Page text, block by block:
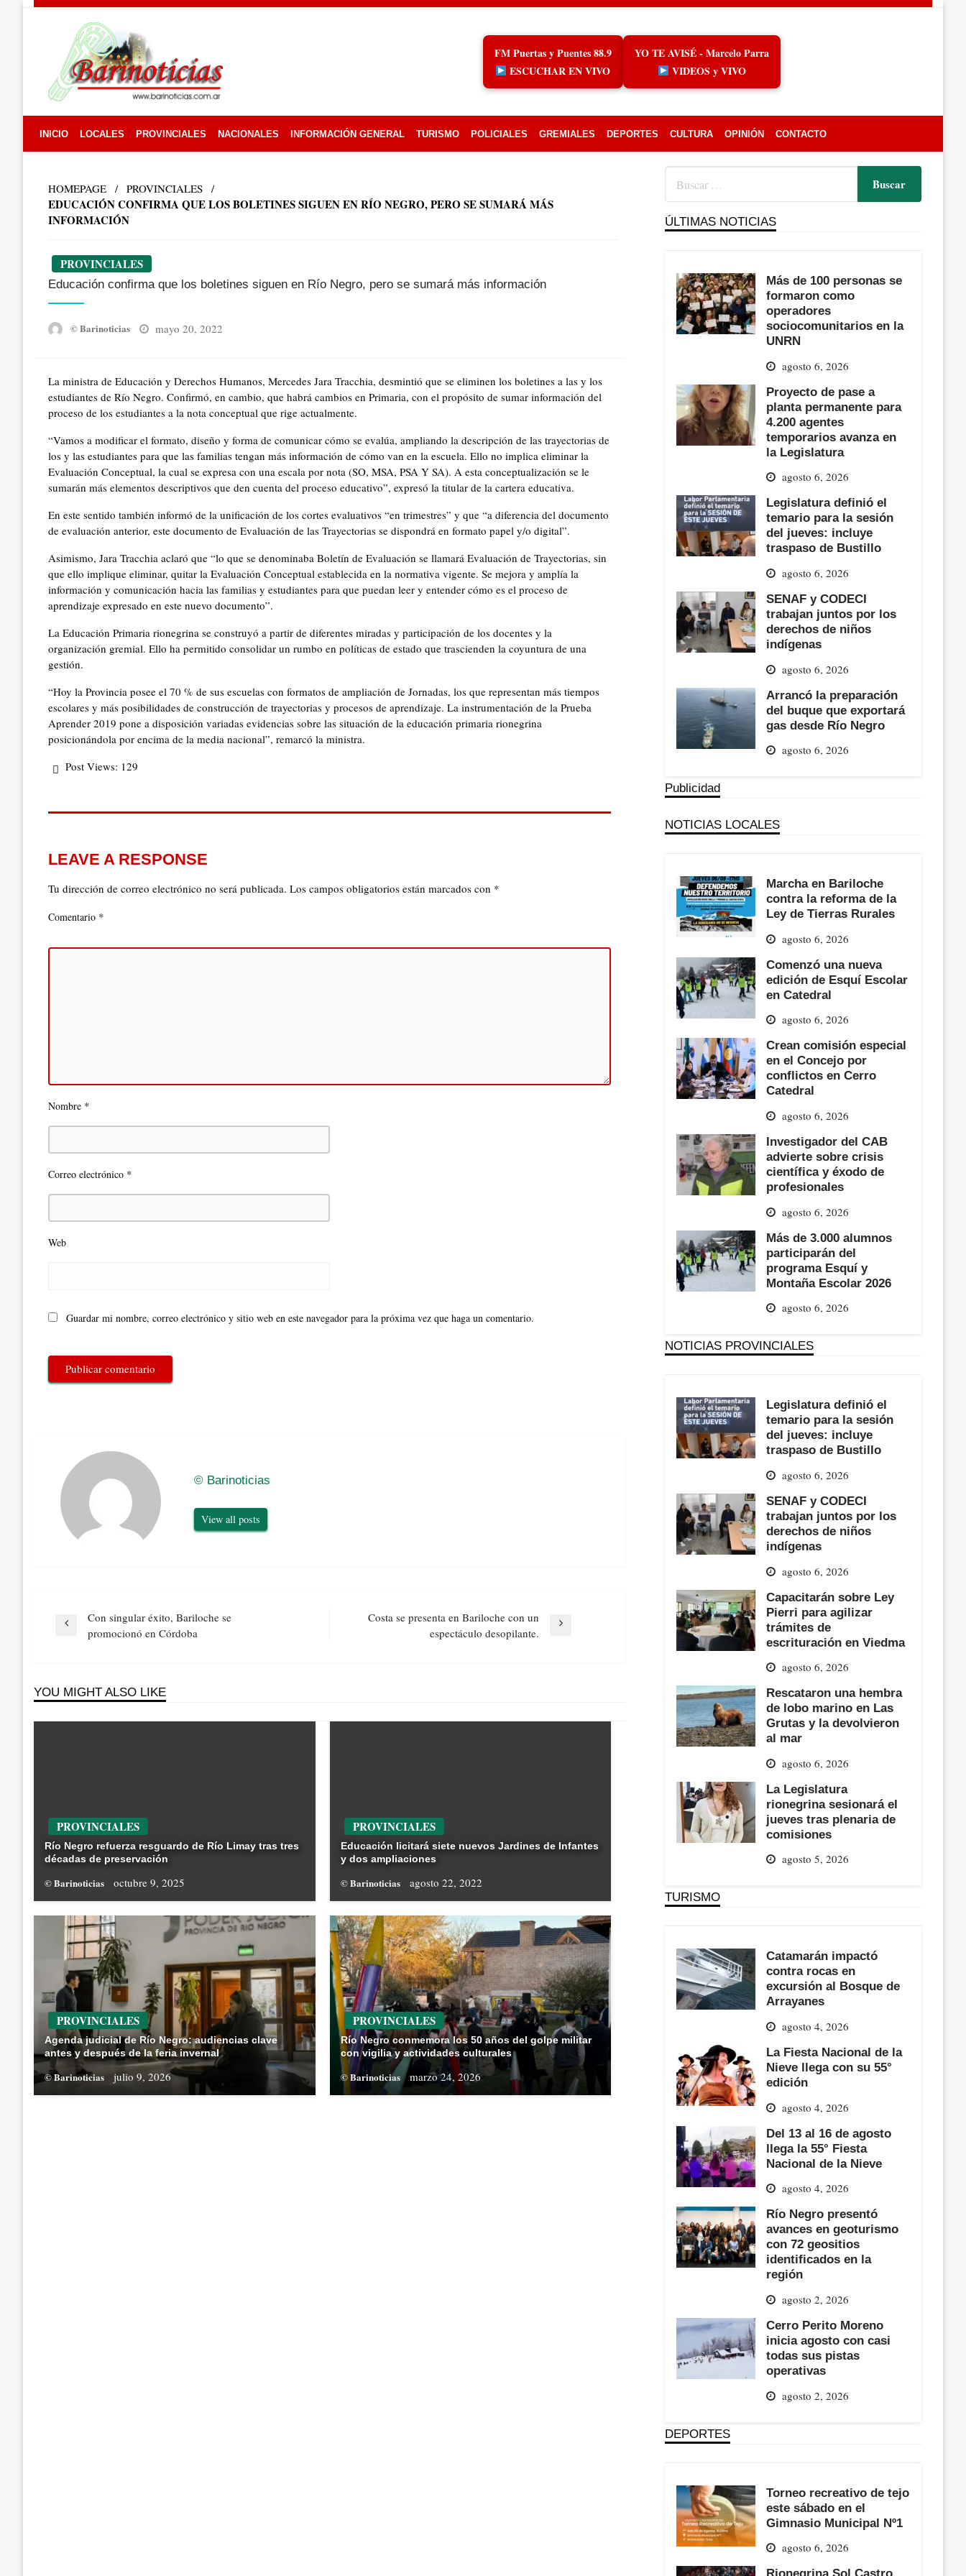
FM Puertas y Puentes 88.9
ESCUCHAR EN VIVO
YO TE AVISÉ - Marcelo Parra
VIDEOS y VIVO
INICIO LOCALES PROVINCIALES NACIONALES INFORMACIÓN GENERAL TURISMO POLICIALES GREMIALES DEPORTES CULTURA OPINIÓN CONTACTO
HOMEPAGE PROVINCIALES
EDUCACIÓN CONFIRMA QUE LOS BOLETINES SIGUEN EN RÍO NEGRO, PERO SE SUMARÁ MÁS
INFORMACIÓN
PROVINCIALES
Educación confirma que los boletines siguen en Río Negro, pero se sumará más información
© Barinoticias
Posted
mayo 20, 2022
La ministra de Educación y Derechos Humanos, Mercedes Jara Tracchia, desmintió que se eliminen los boletines a las y los
estudiantes de Río Negro. Confirmó, en cambio, que habrá cambios en Primaria, con el propósito de sumar información del
proceso de los estudiantes a la nota conceptual que rige actualmente.
“Vamos a modificar el formato, diseño y forma de comunicar cómo se evalúa, ampliando la descripción de las trayectorias de
los y las estudiantes para que las familias tengan más información de cómo van en la escuela. Ello no implica eliminar la
Evaluación Conceptual, la cual se expresa con una escala por nota (SO, MSA, PSA Y SA). A esta conceptualización se le
sumarán más elementos descriptivos que den cuenta del proceso educativo”, expresó la titular de la cartera educativa.
En este sentido también informó de la unificación de los cortes evaluativos “en trimestres” y que “a diferencia del documento
de evaluación anterior, este documento de Evaluación de las Trayectorias se dispondrá en formato papel y/o digital”.
Asimismo, Jara Tracchia aclaró que “lo que se denominaba Boletín de Evaluación se llamará Evaluación de Trayectorias, sin
que ello implique eliminar, quitar la Evaluación Conceptual establecida en la normativa vigente. Se mejora y amplía la
información y comunicación hacia las familias y estudiantes para que puedan leer y entender cómo es el proceso de
aprendizaje expresado en este nuevo documento”.
La Educación Primaria rionegrina se construyó a partir de diferentes miradas y participación de los docentes y la
organización gremial. Ello ha permitido consolidar un rumbo en políticas de estado que trascienden la coyuntura de una
gestión.
“Hoy la Provincia posee el 70 % de sus escuelas con formatos de ampliación de Jornadas, los que representan más tiempos
escolares y más posibilidades de construcción de trayectorias y procesos de aprendizaje. La instrumentación de la Prueba
Aprender 2019 pone a disposición variadas evidencias sobre las situación de la educación primaria rionegrina
posicionándola por encima de la media nacional”, remarcó la ministra.
Post Views: 129
LEAVE A RESPONSE
Tu dirección de correo electrónico no será publicada. Los campos obligatorios están marcados con *
Comentario *
Nombre *
Correo electrónico *
Web
Guardar mi nombre, correo electrónico y sitio web en este navegador para la próxima vez que haga un comentario.
© Barinoticias
View all posts
Navegación
Previous
Con singular éxito, Bariloche se
promocionó en Córdoba
Costa se presenta en Bariloche con un
espectáculo desopilante.
YOU MIGHT ALSO LIKE
PROVINCIALES
Río Negro refuerza resguardo de Río Limay tras tres
décadas de preservación
© Barinoticias octubre 9, 2025
PROVINCIALES
Educación licitará siete nuevos Jardines de Infantes
y dos ampliaciones
© Barinoticias agosto 22, 2022
PROVINCIALES
Agenda judicial de Río Negro: audiencias clave
antes y después de la feria invernal
© Barinoticias julio 9, 2026
PROVINCIALES
Río Negro conmemora los 50 años del golpe militar
con vigilia y actividades culturales
© Barinoticias marzo 24, 2026
ÚLTIMAS NOTICIAS
Más de 100 personas se
formaron como
operadores
sociocomunitarios en la
UNRN
agosto 6, 2026
Proyecto de pase a
planta permanente para
4.200 agentes
temporarios avanza en
la Legislatura
agosto 6, 2026
Legislatura definió el
temario para la sesión
del jueves: incluye
traspaso de Bustillo
agosto 6, 2026
SENAF y CODECI
trabajan juntos por los
derechos de niños
indígenas
agosto 6, 2026
Arrancó la preparación
del buque que exportará
gas desde Río Negro
agosto 6, 2026
Publicidad
NOTICIAS LOCALES
Marcha en Bariloche
contra la reforma de la
Ley de Tierras Rurales
agosto 6, 2026
Comenzó una nueva
edición de Esquí Escolar
en Catedral
agosto 6, 2026
Crean comisión especial
en el Concejo por
conflictos en Cerro
Catedral
agosto 6, 2026
Investigador del CAB
advierte sobre crisis
científica y éxodo de
profesionales
agosto 6, 2026
Más de 3.000 alumnos
participarán del
programa Esquí y
Montaña Escolar 2026
agosto 6, 2026
NOTICIAS PROVINCIALES
Legislatura definió el
temario para la sesión
del jueves: incluye
traspaso de Bustillo
agosto 6, 2026
SENAF y CODECI
trabajan juntos por los
derechos de niños
indígenas
agosto 6, 2026
Capacitarán sobre Ley
Pierri para agilizar
trámites de
escrituración en Viedma
agosto 6, 2026
Rescataron una hembra
de lobo marino en Las
Grutas y la devolvieron
al mar
agosto 6, 2026
La Legislatura
rionegrina sesionará el
jueves tras plenaria de
comisiones
agosto 5, 2026
TURISMO
Catamarán impactó
contra rocas en
excursión al Bosque de
Arrayanes
agosto 4, 2026
La Fiesta Nacional de la
Nieve llega con su 55°
edición
agosto 4, 2026
Del 13 al 16 de agosto
llega la 55° Fiesta
Nacional de la Nieve
agosto 4, 2026
Río Negro presentó
avances en geoturismo
con 72 geositios
identificados en la
región
agosto 2, 2026
Cerro Perito Moreno
inicia agosto con casi
todas sus pistas
operativas
agosto 2, 2026
DEPORTES
Torneo recreativo de tejo
este sábado en el
Gimnasio Municipal Nº1
agosto 6, 2026
Rionegrina Sol Castro